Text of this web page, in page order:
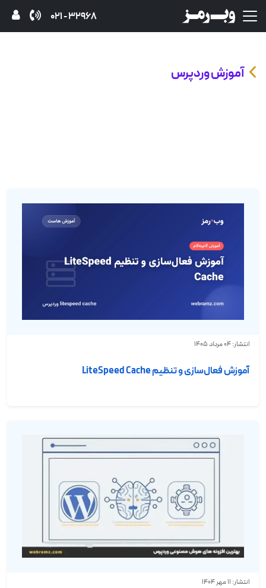
32968 - 021
آموزش وردپرس
انتشار: 04 مرداد 1405
آموزش فعال‌سازی و تنظیم LiteSpeed Cache
انتشار: 11 مهر 1404